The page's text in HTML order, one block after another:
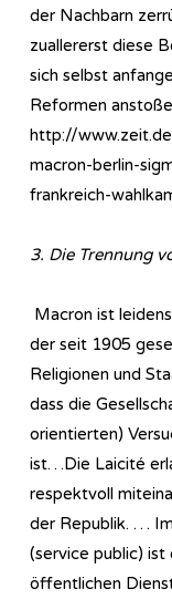
der Nachbarn
zuallererst diese
sich selbst
Reformen
http://
macron-berlin-
frankreich-
3. Die Trennung
Macron ist
der seit 1905
Religionen und
dass die
orientierten)
ist…Die Laicité
respektvoll
der Republik. …
(service public)
öffentlichen